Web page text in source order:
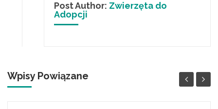
Post Author: Zwierzęta do
Adopcji
Wpisy Powiązane